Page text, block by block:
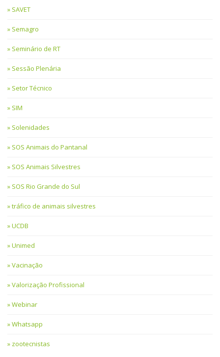
SAVET
Semagro
Seminário de RT
Sessão Plenária
Setor Técnico
SIM
Solenidades
SOS Animais do Pantanal
SOS Animais Silvestres
SOS Rio Grande do Sul
tráfico de animais silvestres
UCDB
Unimed
Vacinação
Valorização Profissional
Webinar
Whatsapp
zootecnistas